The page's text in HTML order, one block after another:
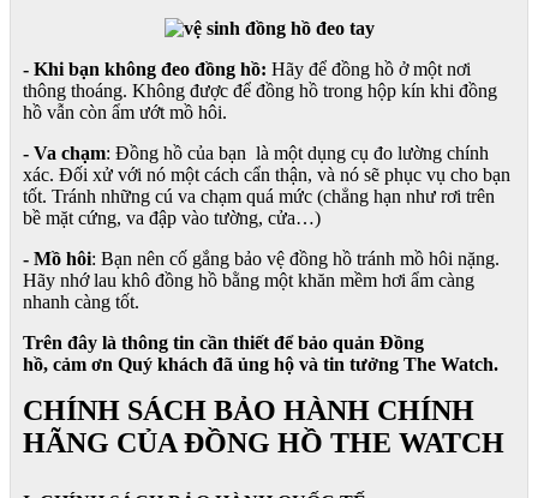
- Khi bạn không đeo đồng hồ: Hãy để đồng hồ ở một nơi
thông thoáng. Không được để đồng hồ trong hộp kín khi đồng
hồ vẫn còn ẩm ướt mồ hôi.
- Va chạm: Đồng hồ của bạn là một dụng cụ đo lường chính
xác. Đối xử với nó một cách cẩn thận, và nó sẽ phục vụ cho bạn
tốt. Tránh những cú va chạm quá mức (chẳng hạn như rơi trên
bề mặt cứng, va đập vào tường, cửa…)
- Mồ hôi: Bạn nên cố gắng bảo vệ đồng hồ tránh mồ hôi nặng.
Hãy nhớ lau khô đồng hồ bằng một khăn mềm hơi ẩm càng
nhanh càng tốt.
Trên đây là thông tin cần thiết để bảo quản Đồng
hồ, cảm ơn Quý khách đã ủng hộ và tin tưởng The Watch.
CHÍNH SÁCH BẢO HÀNH CHÍNH
HÃNG CỦA ĐỒNG HỒ THE WATCH